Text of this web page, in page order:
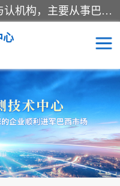
*是一家的测试、评估、检查与认机构，主要从事巴西NR10认证、NR12认证、NR13认证；ANATEL认证、INMTRO认证，欧盟CE认证：MD认证，PED认证，MID认证，ATEX认证，德国蓝色天使认证。
心
认证
认证
西NR认证